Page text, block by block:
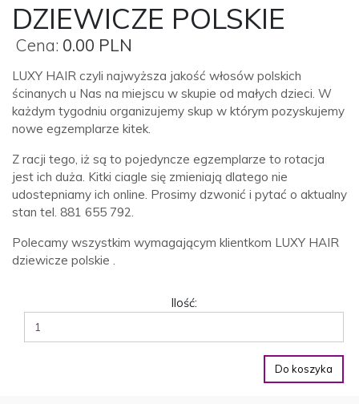
DZIEWICZE POLSKIE
Cena: 0.00 PLN
LUXY HAIR czyli najwyższa jakość włosów polskich
ścinanych u Nas na miejscu w skupie od małych dzieci. W
każdym tygodniu organizujemy skup w którym pozyskujemy
nowe egzemplarze kitek.
Z racji tego, iż są to pojedyncze egzemplarze to rotacja
jest ich duża. Kitki ciagle się zmieniają dlatego nie
udostepniamy ich online. Prosimy dzwonić i pytać o aktualny
stan tel. 881 655 792.
Polecamy wszystkim wymagającym klientkom LUXY HAIR
dziewicze polskie .
Ilość:
Do koszyka